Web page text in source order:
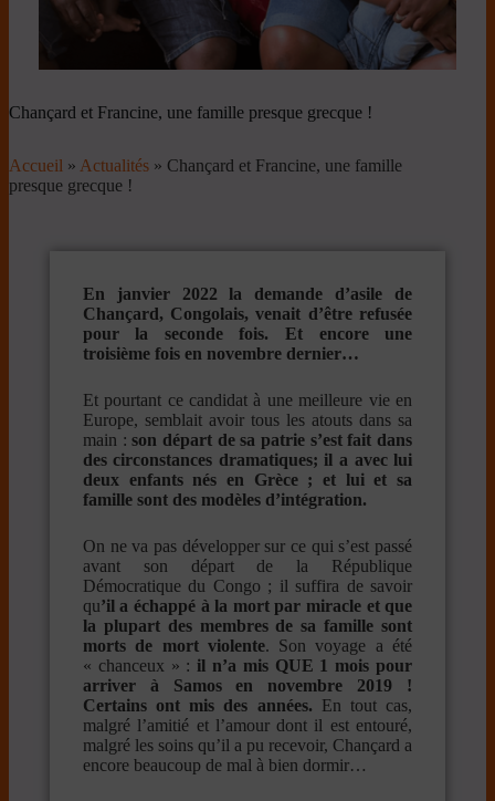
Chançard et Francine, une famille presque grecque !
Accueil » Actualités » Chançard et Francine, une famille
presque grecque !
En janvier 2022 la demande d’asile de
Chançard, Congolais, venait d’être refusée
pour la seconde fois. Et encore une
troisième fois en novembre dernier…
Et pourtant ce candidat à une meilleure vie en
Europe, semblait avoir tous les atouts dans sa
main :son départ de sa patrie s’est fait dans
des circonstances dramatiques; il a avec lui
deux enfants nés en Grèce ; et lui et sa
famille sont des modèles d’intégration.
On ne va pas développer sur ce qui s’est passé
avant son départ de la République
Démocratique du Congo ; il suffira de savoir
qu’il a échappé à la mort par miracle et que
la plupart des membres de sa famille sont
morts de mort violente. Son voyage a été
« chanceux » : il n’a mis QUE 1 mois pour
arriver à Samos en novembre 2019 !
Certains ont mis des années. En tout cas,
malgré l’amitié et l’amour dont il est entouré,
malgré les soins qu’il a pu recevoir, Chançard a
encore beaucoup de mal à bien dormir…